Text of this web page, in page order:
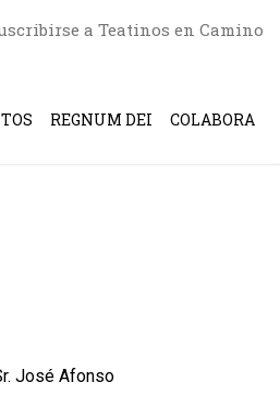
a Teatinos en Camino
REGNUM DEI COLABORA
José Afonso